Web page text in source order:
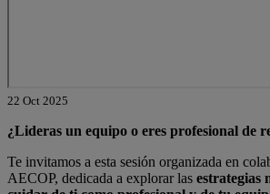
22 Oct 2025
¿Lideras un equipo o eres profesional de
Te invitamos a esta sesión organizada en
AECOP, dedicada a explorar las estrategias